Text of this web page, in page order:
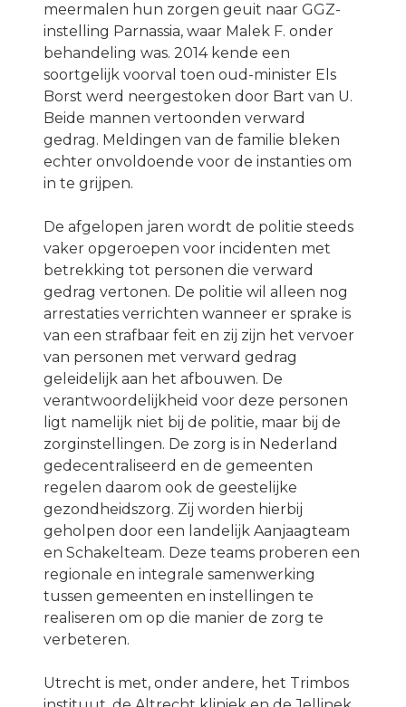
meermalen hun zorgen geuit naar GGZ-
instelling Parnassia, waar Malek F. onder
behandeling was. 2014 kende een
soortgelijk voorval toen oud-minister Els
Borst werd neergestoken door Bart van U.
Beide mannen vertoonden verward
gedrag. Meldingen van de familie bleken
echter onvoldoende voor de instanties om
in te grijpen.
De afgelopen jaren wordt de politie steeds
vaker opgeroepen voor incidenten met
betrekking tot personen die verward
gedrag vertonen. De politie wil alleen nog
arrestaties verrichten wanneer er sprake is
van een strafbaar feit en zij zijn het vervoer
van personen met verward gedrag
geleidelijk aan het afbouwen. De
verantwoordelijkheid voor deze personen
ligt namelijk niet bij de politie, maar bij de
zorginstellingen. De zorg is in Nederland
gedecentraliseerd en de gemeenten
regelen daarom ook de geestelijke
gezondheidszorg. Zij worden hierbij
geholpen door een landelijk Aanjaagteam
en Schakelteam. Deze teams proberen een
regionale en integrale samenwerking
tussen gemeenten en instellingen te
realiseren om op die manier de zorg te
verbeteren.
Utrecht is met, onder andere, het Trimbos